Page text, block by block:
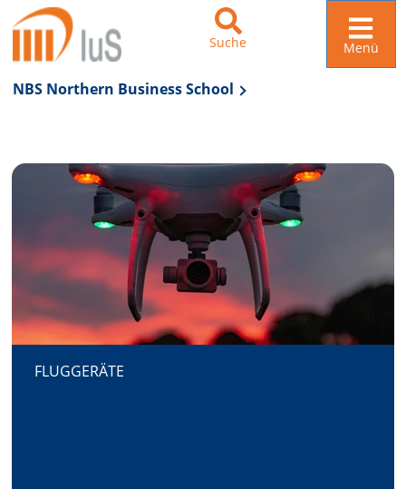
Zur Navigation springen
Zum Inhalt springen
Suche Menü
NBS Northern Business School
FLUGGERÄTE